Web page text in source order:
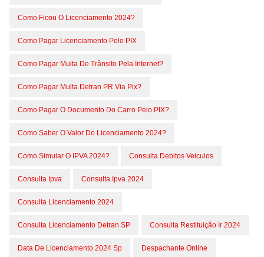
Como Ficou O Licenciamento 2024?
Como Pagar Licenciamento Pelo PIX
Como Pagar Multa De Trânsito Pela Internet?
Como Pagar Multa Detran PR Via Pix?
Como Pagar O Documento Do Carro Pelo PIX?
Como Saber O Valor Do Licenciamento 2024?
Como Simular O IPVA 2024? Consulta Debitos Veiculos
Consulta Ipva Consulta Ipva 2024
Consulta Licenciamento 2024
Consulta Licenciamento Detran SP Consulta Restituição Ir 2024
Data De Licenciamento 2024 Sp Despachante Online